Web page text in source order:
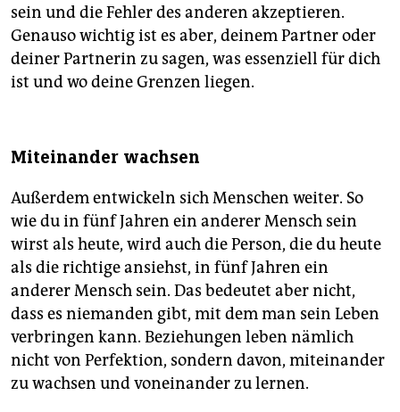
sein und die Fehler des anderen akzeptieren.
Genauso wichtig ist es aber, deinem Partner oder
deiner Partnerin zu sagen, was essenziell für dich
ist und wo deine Grenzen liegen.
Miteinander wachsen
Außerdem entwickeln sich Menschen weiter. So
wie du in fünf Jahren ein anderer Mensch sein
wirst als heute, wird auch die Person, die du heute
als die richtige ansiehst, in fünf Jahren ein
anderer Mensch sein. Das bedeutet aber nicht,
dass es niemanden gibt, mit dem man sein Leben
verbringen kann. Beziehungen leben nämlich
nicht von Perfektion, sondern davon, miteinander
zu wachsen und voneinander zu lernen.